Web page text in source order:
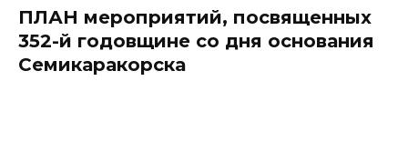
ПЛАН мероприятий, посвященных
352-й годовщине со дня основания
Семикаракорска